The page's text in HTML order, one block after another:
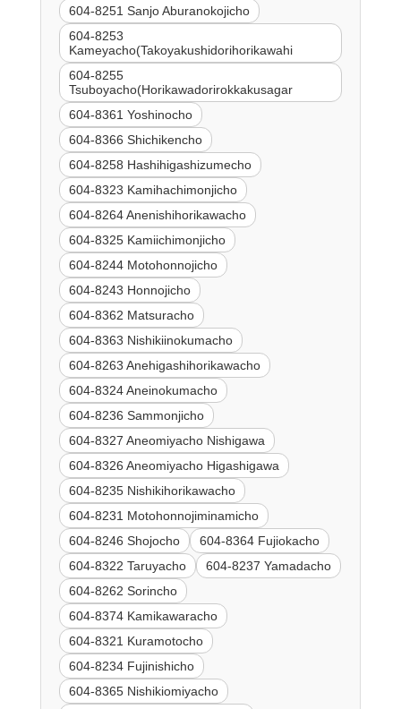
604-8251 Sanjo Aburanokojicho
604-8253
Kameyacho(Takoyakushidorihorikawahi
604-8255
Tsuboyacho(Horikawadorirokkakusagar
604-8361 Yoshinocho
604-8366 Shichikencho
604-8258 Hashihigashizumecho
604-8323 Kamihachimonjicho
604-8264 Anenishihorikawacho
604-8325 Kamiichimonjicho
604-8244 Motohonnojicho
604-8243 Honnojicho
604-8362 Matsuracho
604-8363 Nishikiinokumacho
604-8263 Anehigashihorikawacho
604-8324 Aneinokumacho
604-8236 Sammonjicho
604-8327 Aneomiyacho Nishigawa
604-8326 Aneomiyacho Higashigawa
604-8235 Nishikihorikawacho
604-8231 Motohonnojiminamicho
604-8246 Shojocho
604-8364 Fujiokacho
604-8322 Taruyacho
604-8237 Yamadacho
604-8262 Sorincho
604-8374 Kamikawaracho
604-8321 Kuramotocho
604-8234 Fujinishicho
604-8365 Nishikiomiyacho